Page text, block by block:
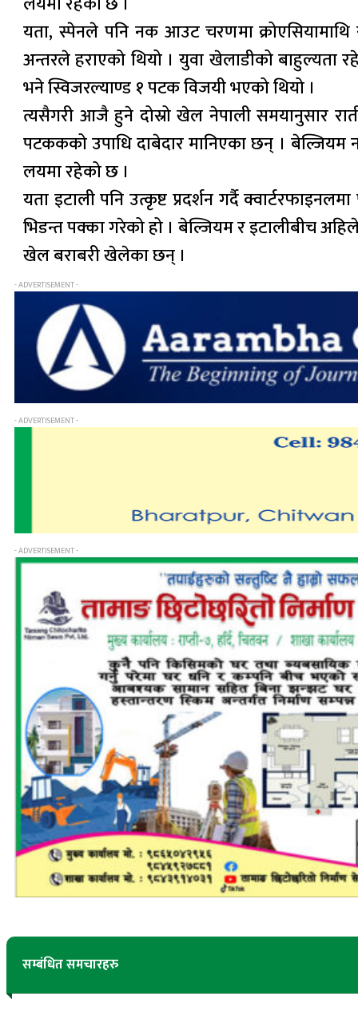
यता, स्पेनले पनि नक आउट चरणमा क्रोएसियामाथि
अन्तरले हराएको थियो । युवा खेलाडीको
भने स्विजरल्याण्ड १ पटक विजयी भएको थियो ।
त्यसैगरी आजै हुने दोस्रो खेल नेपाली समयानुसार
पटककको उपाधि दाबेदार मानिएका छन् । बेल्जियम
लयमा रहेको छ ।
यता इटाली पनि उत्कृष्ट प्रदर्शन गर्दै
भिडन्त पक्का गरेको हो । बेल्जियम र इटालीबीच
खेल बराबरी खेलेका छन् ।
- ADVERTISEMENT -
- ADVERTISEMENT -
- ADVERTISEMENT -
सम्बंधित समचारहरु